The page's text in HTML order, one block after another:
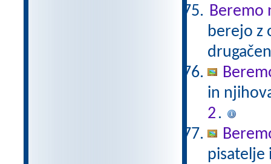
Beremo
berejo z
in
2.
pisatelje